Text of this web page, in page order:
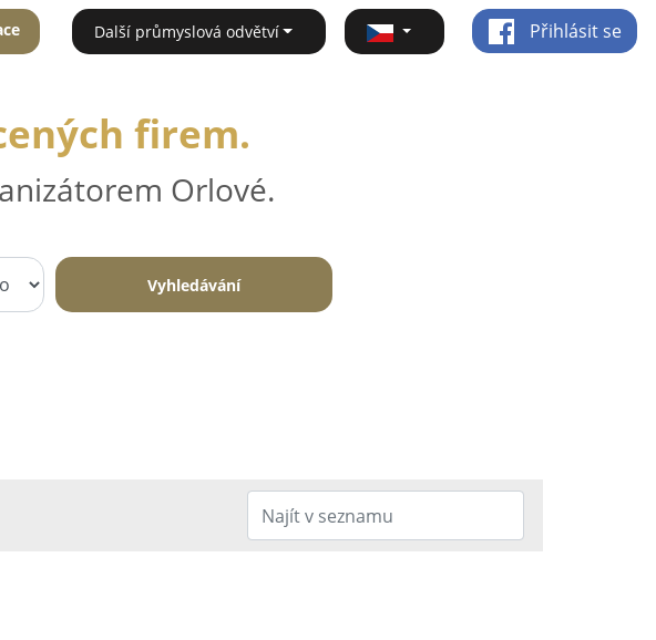
Další průmyslová odvětví Přihlásit se
firem.
Orlové.
Vyhledávání